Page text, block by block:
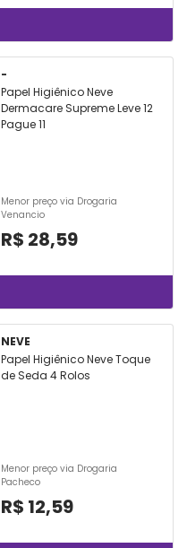
-
Papel Higiênico Neve
Dermacare Supreme Leve 12
Pague 11
Menor preço via Drogaria
Venancio
R$ 28,59
NEVE
Papel Higiênico Neve Toque
de Seda 4 Rolos
Menor preço via Drogaria
Pacheco
R$ 12,59